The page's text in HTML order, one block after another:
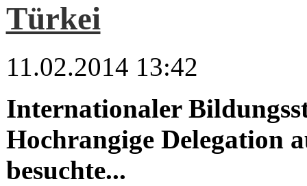
Türkei
11.02.2014 13:42
Internationaler
Hochrangige Delegation
besuchte...